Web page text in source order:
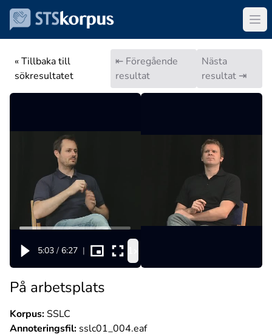
« Tillbaka till
sökresultatet
⇤ Föregående
resultat
Nästa
resultat ⇥
5:03 / 6:27 |
På arbetsplats
Korpus:SSLC
Annoteringsfil: sslc01_004.eaf